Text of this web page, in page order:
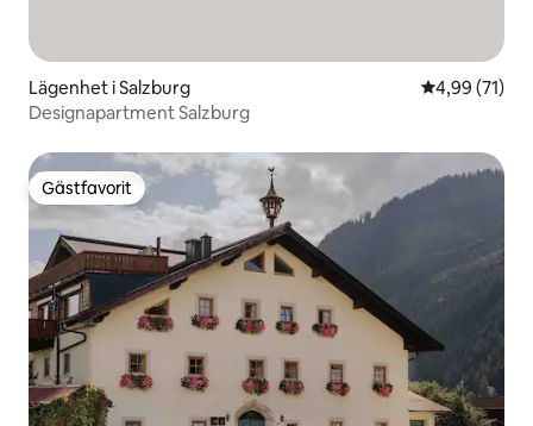
Lägenhet i Salzburg 4,99 av 5 i
4,99 (71)
Designapartment Salzburg
Gästfavorit
Gästfavorit